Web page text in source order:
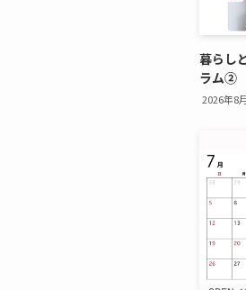
暮らし
ラム②
2026年8